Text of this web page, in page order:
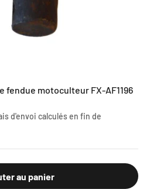
fendue motoculteur FX-AF1196
d'envoi calculésen fin de
au panier